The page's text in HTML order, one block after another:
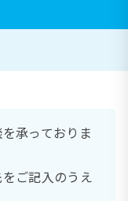
承っておりま
ご記入のうえ